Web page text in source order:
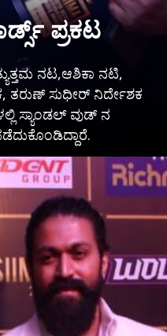
ಪ್ರಕಟ
ನಟ,ಆಶಿಕಾ ನಟಿ,
ತರುಣ್ ಸುಧೀರ್ ನಿರ್ದೇಶಕ
ಸ್ಯಾಂಡಲ್ ವುಡ್ ನ